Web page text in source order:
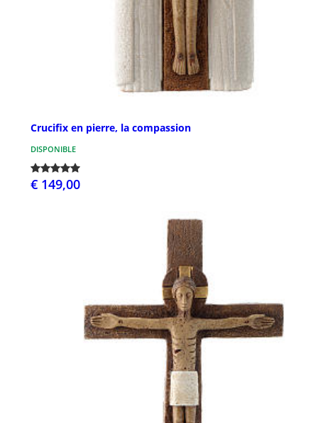
Crucifix en pierre, la compassion
DISPONIBLE
€ 149,00